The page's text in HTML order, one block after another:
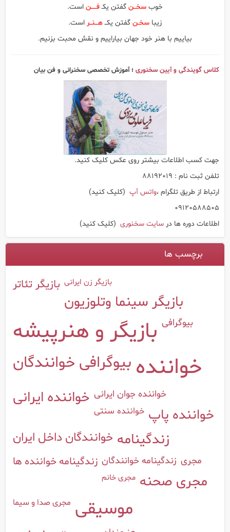
خوب سخــن گفتن یکـفـــــن است.
زیبا سخـن گفتن یکــهـــنــر است.
بیاییم با هنر خود جهان بیاراییم و نقش محبت بزنیم.
کلاس گویندگی و آیین سخنوری ؛ آموزش تخصصی سخنرانی و فن بیان
جهت کسب اطلاعات بیشتر روی عکس کلیک کنید.
تلفن ثبت نام : 88192019
ارتباط از طریق تلگرام ،واتس آپ (کلیک کنید)
09120588505
اطلاعات دوره ها در سایت سخنوری (کلیک کنید)
برچسب ها
بازیگر تئاتر بازیگر زن ایرانی
بازیگر سینما وتلوزیون
بازیگر و هنرپیشه بیوگرافی
بیوگرافی خوانندگان خواننده
خواننده ایرانی خواننده جوان ایرانی
خواننده سنتی خواننده پاپ
خوانندگان داخل ایران زندگینامه
زندگینامه خواننده ها زندگینامه خوانندگان مجری
مجری خانم مجری صحنه
مجری صدا و سیما موسیقی